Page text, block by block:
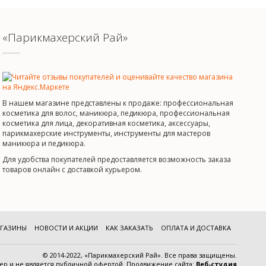
«Парикмахерский Рай»
В нашем магазине представлены к продаже: профессиональная
косметика для волос, маникюра, педикюра, профессиональная
косметика для лица, декоративная косметика, аксессуары,
парикмахерские инструменты, инструменты для мастеров
маникюра и педикюра.
Для удобства покупателей предоставляется возможность заказа
товаров онлайн с доставкой курьером.
НОВОСТИ И АКЦИИ КАК ЗАКАЗАТЬ ОПЛАТА И ДОСТАВКА
© 2014-2022, «Парикмахерский Рай». Все права защищены.
и не является публичной офертой Продвижение сайта: Веб-студия